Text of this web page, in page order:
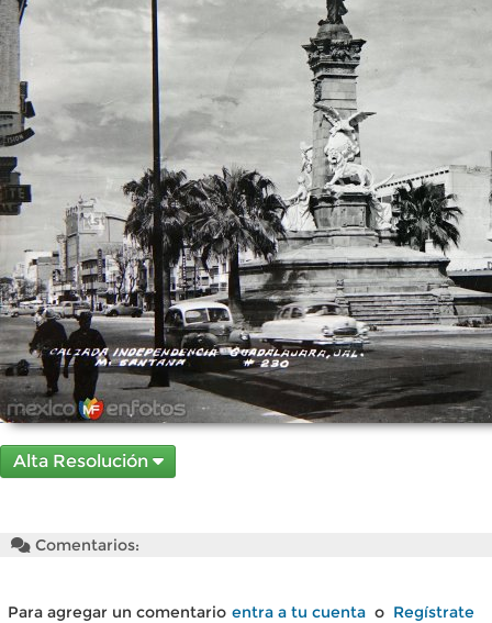
Alta Resolución
Comentarios:
Para agregar un comentario entra a tu cuenta o Regístrate